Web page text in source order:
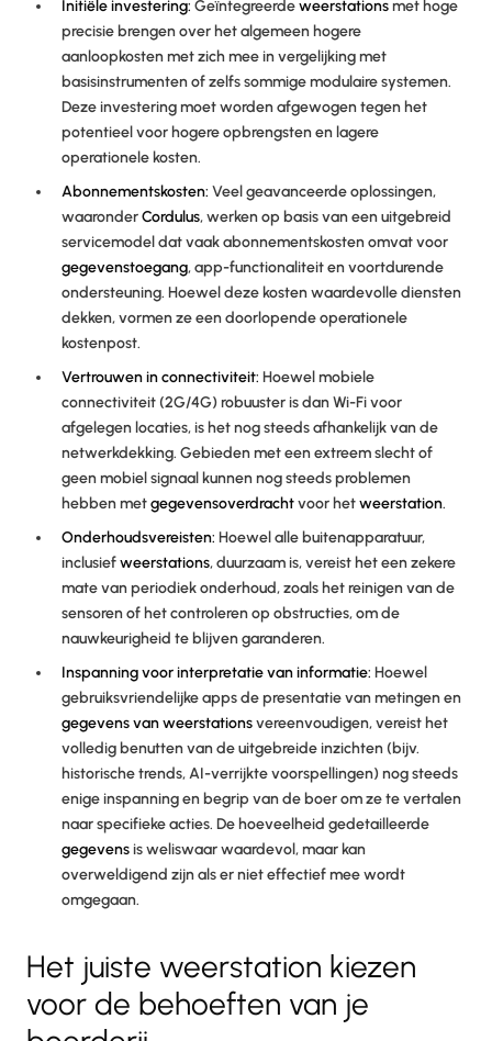
Initiële investering: Geïntegreerdeweerstationsmet hoge
precisie brengen over het algemeen hogere
aanloopkosten met zich mee in vergelijking met
basisinstrumenten of zelfs sommige modulaire systemen.
Deze investering moet worden afgewogen tegen het
potentieel voor hogere opbrengsten en lagere
operationele kosten.
Abonnementskosten: Veel geavanceerde oplossingen,
waaronderCordulus, werken op basis van een uitgebreid
servicemodel dat vaak abonnementskosten omvat voor
gegevenstoegang, app-functionaliteit en voortdurende
ondersteuning. Hoewel deze kosten waardevolle diensten
dekken, vormen ze een doorlopende operationele
kostenpost.
Vertrouwen in connectiviteit: Hoewel mobiele
connectiviteit (2G/4G) robuuster is dan Wi-Fi voor
afgelegen locaties, is het nog steeds afhankelijk van de
netwerkdekking. Gebieden met een extreem slecht of
geen mobiel signaal kunnen nog steeds problemen
hebben metgegevensoverdrachtvoor hetweerstation.
Onderhoudsvereisten: Hoewel alle buitenapparatuur,
inclusiefweerstations, duurzaam is, vereist het een zekere
mate van periodiek onderhoud, zoals het reinigen van de
sensoren of het controleren op obstructies, om de
nauwkeurigheid te blijven garanderen.
Inspanning voor interpretatie van informatie: Hoewel
gebruiksvriendelijke apps de presentatie van metingen en
gegevensvan weerstationsvereenvoudigen, vereist het
volledig benutten van de uitgebreide inzichten (bijv.
historische trends, AI-verrijkte voorspellingen) nog steeds
enige inspanning en begrip van de boer om ze te vertalen
naar specifieke acties. De hoeveelheid gedetailleerde
gegevensis weliswaar waardevol, maar kan
overweldigend zijn als er niet effectief mee wordt
omgegaan.
Het juiste weerstation kiezen
voor de behoeften van je